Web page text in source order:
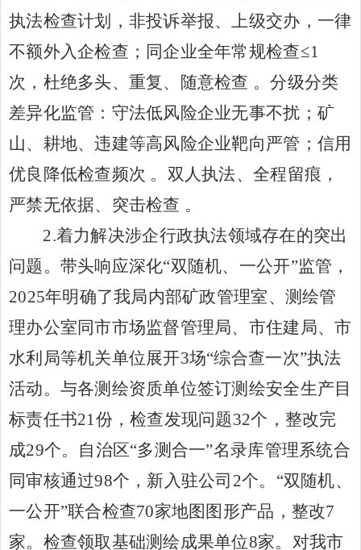
执法检查计划，非投诉举报、上级交办，一律
不额外入企检查；同企业全年常规检查≤1
次，杜绝多头、重复、随意检查 。分级分类
差异化监管：守法低风险企业无事不扰；矿
山、耕地、违建等高风险企业靶向严管；信用
优良降低检查频次 。双人执法、全程留痕，
严禁无依据、突击检查 。
2.着力解决涉企行政执法领域存在的突出
问题。 带头响应深化“双随机、一公开”监管，
2025年明确了我局内部矿政管理室、测绘管
理办公室同市市场监督管理局、市住建局、市
水利局等机关单位展开3场“综合查一次”执法
活动。与各测绘资质单位签订测绘安全生产目
标责任书21份，检查发现问题32个，整改完
成29个。自治区“多测合一”名录库管理系统合
同审核通过98个，新入驻公司2个。“双随机、
一公开”联合检查70家地图图形产品，整改7
家。检查领取基础测绘成果单位8家。对我市